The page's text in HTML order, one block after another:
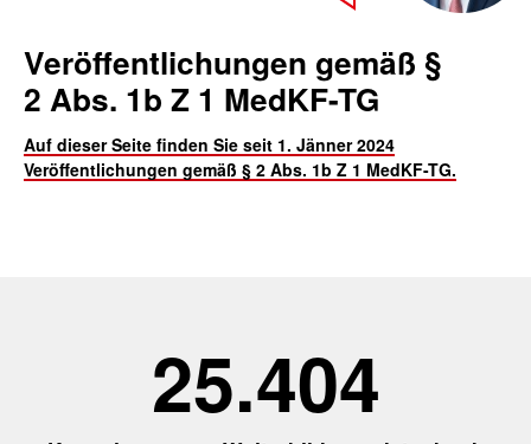
Veröffentlichungen gemäß §
2 Abs. 1b Z 1 MedKF-TG
Auf dieser Seite finden Sie seit 1. Jänner 2024
Veröffentlichungen gemäß § 2 Abs. 1b Z 1 MedKF-TG.
25.479